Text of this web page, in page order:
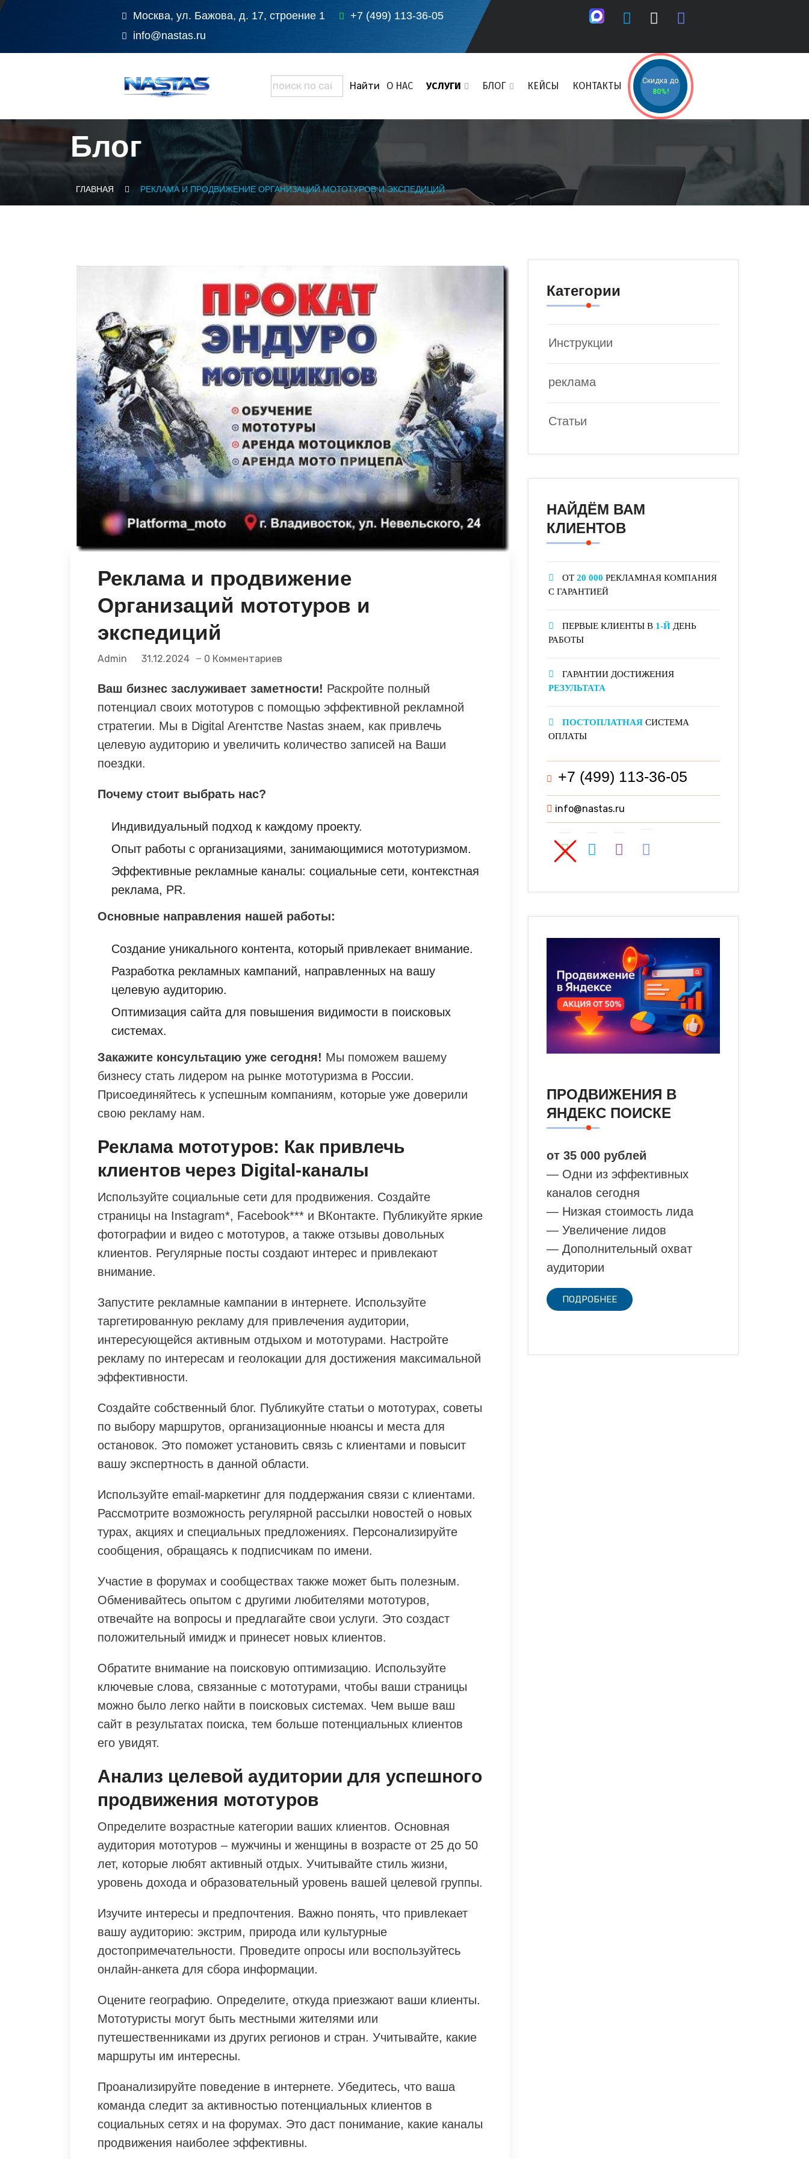
Москва, ул. Бажова, д. 17, строение 1
+7 (499) 113-36-05
info@nastas.ru
О НАС УСЛУГИ БЛОГ КЕЙСЫ КОНТАКТЫ
Скидка до
80%!
Блог
ГЛАВНАЯ РЕКЛАМА И ПРОДВИЖЕНИЕ ОРГАНИЗАЦИЙ МОТОТУРОВ И ЭКСПЕДИЦИЙ
Реклама и продвижение
Организаций мототуров и
экспедиций
Admin 31.12.2024 0 Комментариев
Ваш бизнес заслуживает заметности! Раскройте полный
потенциал своих мототуров с помощью эффективной рекламной
стратегии. Мы в Digital Агентстве Nastas знаем, как привлечь
целевую аудиторию и увеличить количество записей на Ваши
поездки.
Почему стоит выбрать нас?
Индивидуальный подход к каждому проекту.
Опыт работы с организациями, занимающимися мототуризмом.
Эффективные рекламные каналы: социальные сети, контекстная
реклама, PR.
Основные направления нашей работы:
Создание уникального контента, который привлекает внимание.
Разработка рекламных кампаний, направленных на вашу
целевую аудиторию.
Оптимизация сайта для повышения видимости в поисковых
системах.
Закажите консультацию уже сегодня! Мы поможем вашему
бизнесу стать лидером на рынке мототуризма в России.
Присоединяйтесь к успешным компаниям, которые уже доверили
свою рекламу нам.
Реклама мототуров: Как привлечь
клиентов через Digital-каналы
Используйте социальные сети для продвижения. Создайте
страницы на Instagram*, Facebook*** и ВКонтакте. Публикуйте яркие
фотографии и видео с мототуров, а также отзывы довольных
клиентов. Регулярные посты создают интерес и привлекают
внимание.
Запустите рекламные кампании в интернете. Используйте
таргетированную рекламу для привлечения аудитории,
интересующейся активным отдыхом и мототурами. Настройте
рекламу по интересам и геолокации для достижения максимальной
эффективности.
Создайте собственный блог. Публикуйте статьи о мототурах, советы
по выбору маршрутов, организационные нюансы и места для
остановок. Это поможет установить связь с клиентами и повысит
вашу экспертность в данной области.
Используйте email-маркетинг для поддержания связи с клиентами.
Рассмотрите возможность регулярной рассылки новостей о новых
турах, акциях и специальных предложениях. Персонализируйте
сообщения, обращаясь к подписчикам по имени.
Участие в форумах и сообществах также может быть полезным.
Обменивайтесь опытом с другими любителями мототуров,
отвечайте на вопросы и предлагайте свои услуги. Это создаст
положительный имидж и принесет новых клиентов.
Обратите внимание на поисковую оптимизацию. Используйте
ключевые слова, связанные с мототурами, чтобы ваши страницы
можно было легко найти в поисковых системах. Чем выше ваш
сайт в результатах поиска, тем больше потенциальных клиентов
его увидят.
Анализ целевой аудитории для успешного
продвижения мототуров
Определите возрастные категории ваших клиентов. Основная
аудитория мототуров – мужчины и женщины в возрасте от 25 до 50
лет, которые любят активный отдых. Учитывайте стиль жизни,
уровень дохода и образовательный уровень вашей целевой группы.
Изучите интересы и предпочтения. Важно понять, что привлекает
вашу аудиторию: экстрим, природа или культурные
достопримечательности. Проведите опросы или воспользуйтесь
онлайн-анкета для сбора информации.
Оцените географию. Определите, откуда приезжают ваши клиенты.
Мототуристы могут быть местными жителями или
путешественниками из других регионов и стран. Учитывайте, какие
маршруты им интересны.
Проанализируйте поведение в интернете. Убедитесь, что ваша
команда следит за активностью потенциальных клиентов в
социальных сетях и на форумах. Это даст понимание, какие каналы
продвижения наиболее эффективны.
Категории
Инструкции
реклама
Статьи
НАЙДЁМ ВАМ
КЛИЕНТОВ
ОТ 20 000 РЕКЛАМНАЯ КОМПАНИЯ
С ГАРАНТИЕЙ
ПЕРВЫЕ КЛИЕНТЫ В 1-Й ДЕНЬ
РАБОТЫ
ГАРАНТИИ ДОСТИЖЕНИЯ
РЕЗУЛЬТАТА
ПОСТОПЛАТНАЯ СИСТЕМА
ОПЛАТЫ
+7 (499) 113-36-05
info@nastas.ru
ПРОДВИЖЕНИЯ В
ЯНДЕКС ПОИСКЕ
от 35 000 рублей
— Одни из эффективных
каналов сегодня
— Низкая стоимость лида
— Увеличение лидов
— Дополнительный охват
аудитории
ПОДРОБНЕЕ